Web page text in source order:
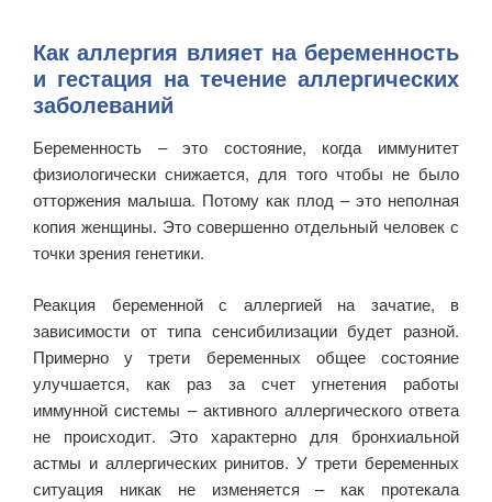
Как аллергия влияет на беременность
и гестация на течение аллергических
заболеваний
Беременность – это состояние, когда иммунитет
физиологически снижается, для того чтобы не было
отторжения малыша. Потому как плод – это неполная
копия женщины. Это совершенно отдельный человек с
точки зрения генетики.
Реакция беременной с аллергией на зачатие, в
зависимости от типа сенсибилизации будет разной.
Примерно у трети беременных общее состояние
улучшается, как раз за счет угнетения работы
иммунной системы – активного аллергического ответа
не происходит. Это характерно для бронхиальной
астмы и аллергических ринитов. У трети беременных
ситуация никак не изменяется – как протекала